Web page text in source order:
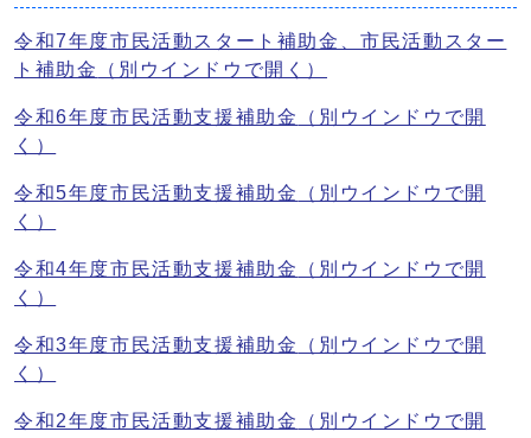
令和7年度市民活動スタート補助金、市民活動スター
ト補助金
（別ウインドウで開く）
令和6年度市民活動支援補助金
（別ウインドウで開
く）
令和5年度市民活動支援補助金
（別ウインドウで開
く）
令和4年度市民活動支援補助金
（別ウインドウで開
く）
令和3年度市民活動支援補助金
（別ウインドウで開
く）
令和2年度市民活動支援補助金
（別ウインドウで開